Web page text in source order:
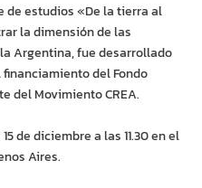
de estudios «De la tierra al
la dimensión de las
Argentina, fue desarrollado
del Fondo
del Movimiento CREA.
de diciembre a las 11.30 en el
Aires.